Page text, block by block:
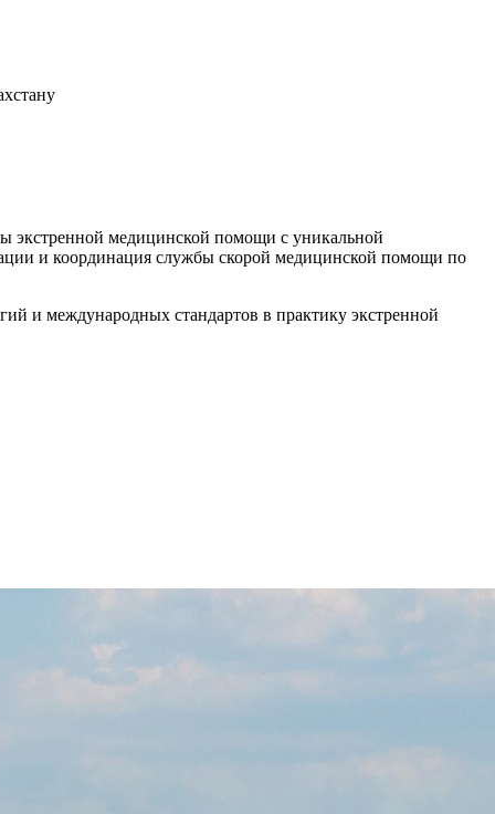
экстренной медицинской помощи с уникальной
и координация службы скорой медицинской помощи по
и международных стандартов в практику экстренной